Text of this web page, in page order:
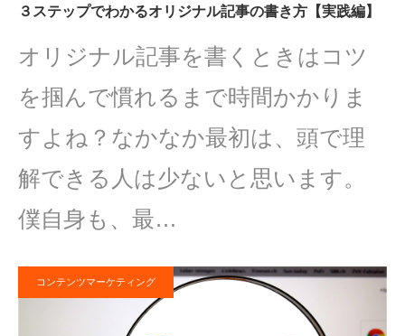
３ステップでわかるオリジナル記事の書き方【実践編】
オリジナル記事を書くときはコツ
を掴んで慣れるまで時間かかりま
すよね？なかなか最初は、頭で理
解できる人は少ないと思います。
僕自身も、最…
コンテンツマーケティング